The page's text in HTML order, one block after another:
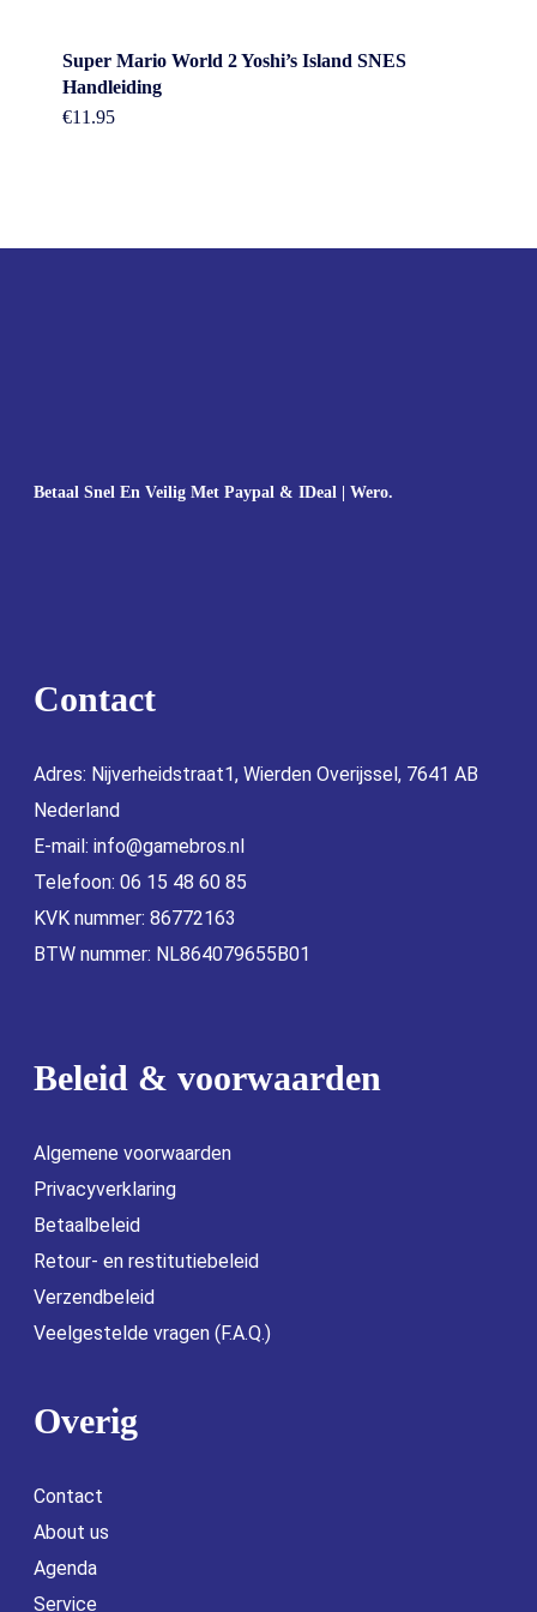
Super Mario World 2 Yoshi’s Island SNES
Handleiding
€11.95
Betaal Snel En Veilig Met Paypal & IDeal | Wero.
Contact
Adres: Nijverheidstraat1, Wierden Overijssel, 7641 AB
Nederland
E-mail: info@gamebros.nl
Telefoon: 06 15 48 60 85
KVK nummer: 86772163
BTW nummer: NL864079655B01
Beleid & voorwaarden
Algemene voorwaarden
Privacyverklaring
Betaalbeleid
Retour- en restitutiebeleid
Verzendbeleid
Veelgestelde vragen (F.A.Q.)
Overig
Contact
About us
Agenda
Service